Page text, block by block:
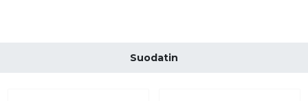
Suodatin